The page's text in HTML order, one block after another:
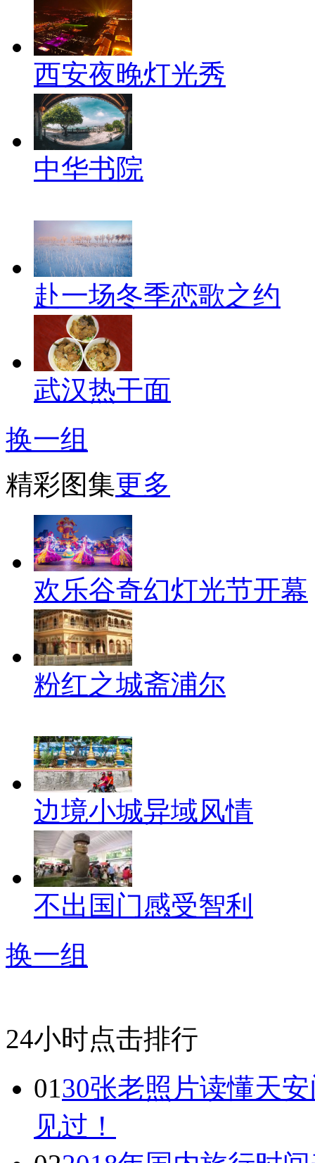
西安夜晚灯光秀
中华书院
赴一场冬季恋歌之约
武汉热干面
换一组
精彩图集更多
欢乐谷奇幻灯光节开幕
粉红之城斋浦尔
边境小城异域风情
不出国门感受智利
换一组
24小时点击排行
0130张老照片读懂天
见过！